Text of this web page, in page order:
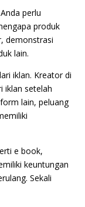
perlu
produk
demonstrasi
lain.
iklan. Kreator di
iklan setelah
lain, peluang
e book,
keuntungan
Sekali